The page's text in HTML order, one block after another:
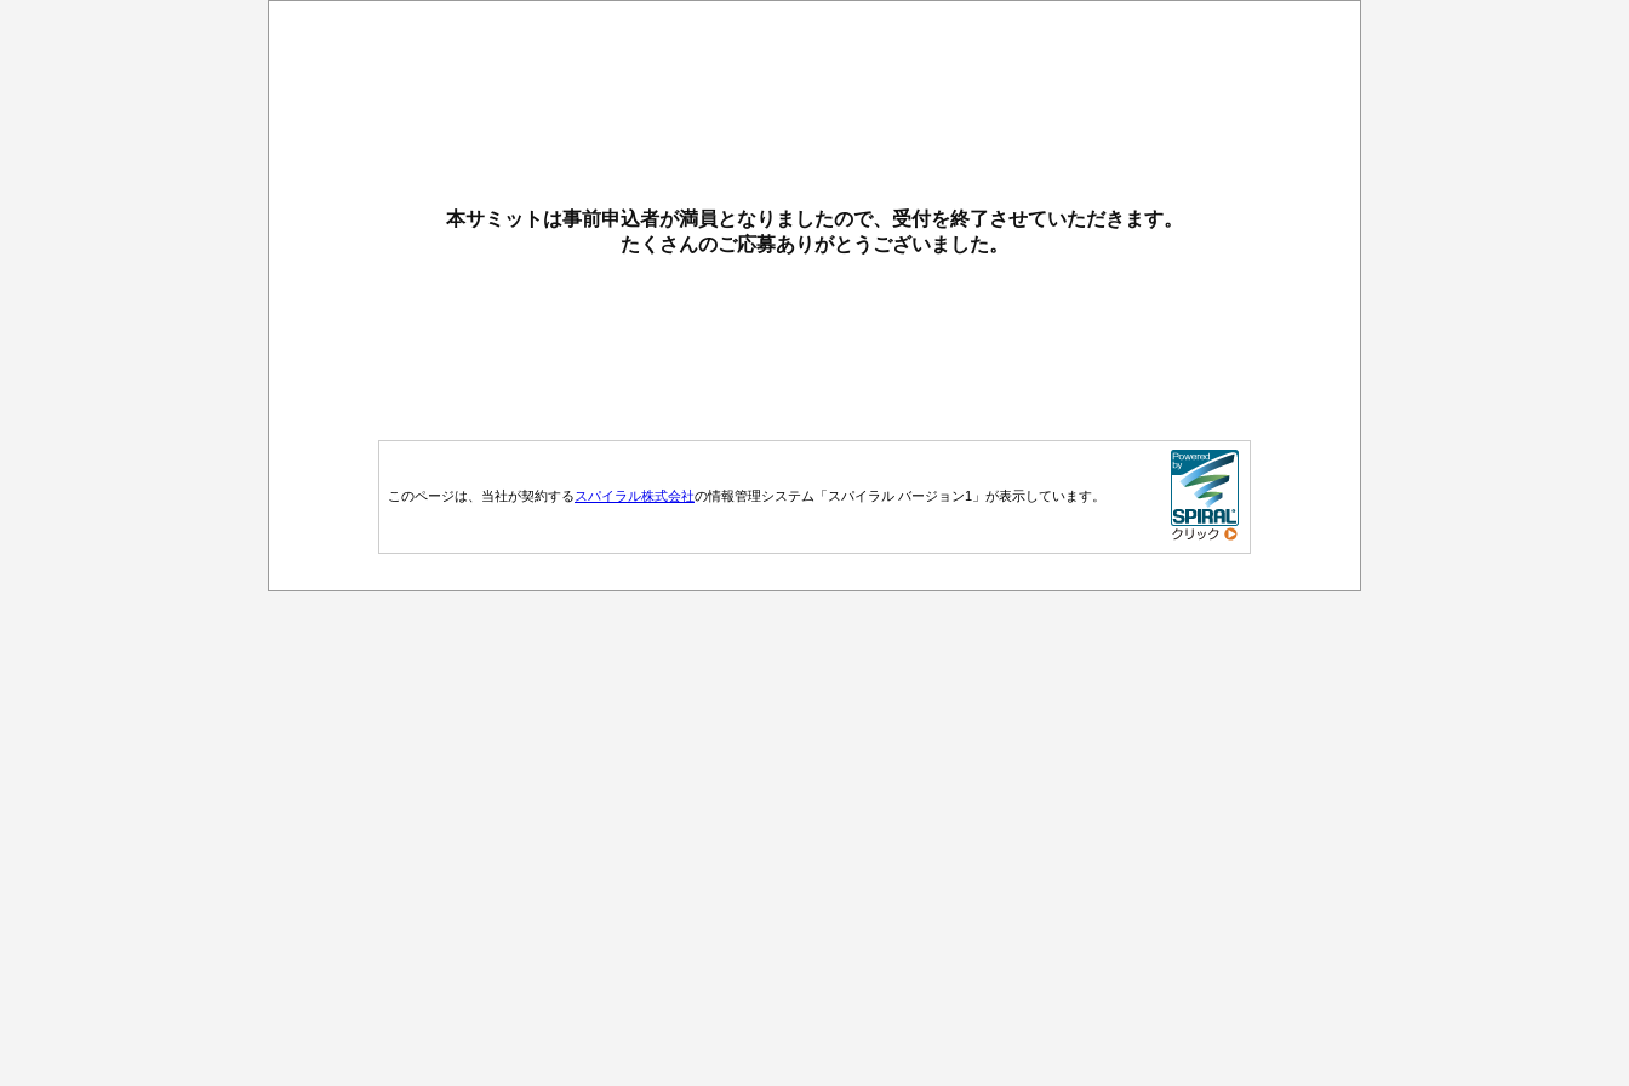
本サミットは事前申込者が満員となりましたので、受付を終了させていただきます。
たくさんのご応募ありがとうございました。
このページは、当社が契約するスパイラル株式会社の情報管理システム「スパイラル バージョン1」が表示しています。